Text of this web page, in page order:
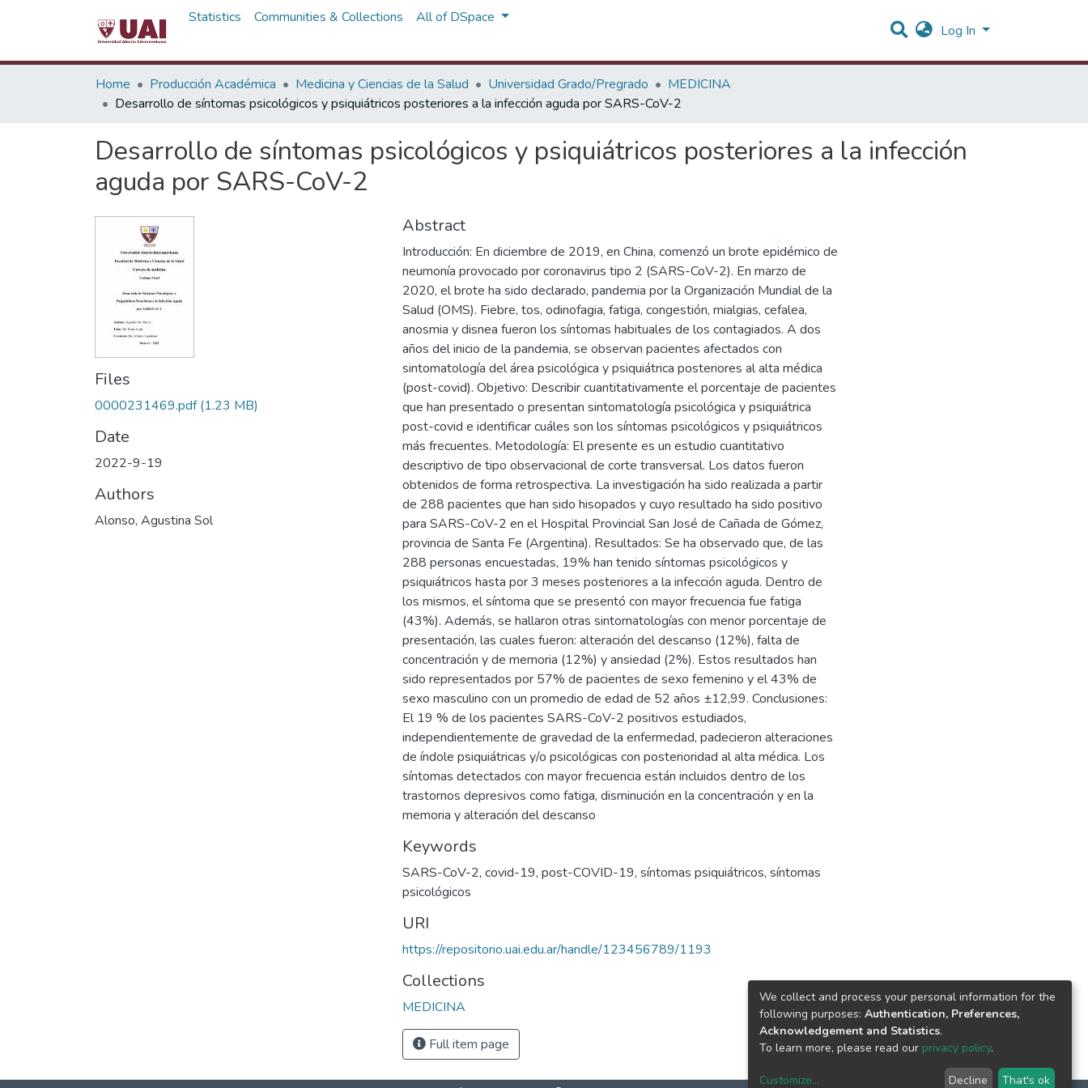
Statistics Communities & Collections All of DSpace
Log In
Home Producción Académica Medicina y Ciencias de la Salud Universidad Grado/Pregrado
MEDICINA
Desarrollo de síntomas psicológicos y psiquiátricos posteriores a la infección aguda por SARS-CoV-2
Desarrollo de síntomas psicológicos y psiquiátricos posteriores a la infección
aguda por SARS-CoV-2
Files
0000231469.pdf (1.23 MB)
Date
2022-9-19
Authors
Alonso, Agustina Sol
Abstract
Introducción: En diciembre de 2019, en China, comenzó un brote epidémico de
neumonía provocado por coronavirus tipo 2 (SARS-CoV-2). En marzo de
2020, el brote ha sido declarado, pandemia por la Organización Mundial de la
Salud (OMS). Fiebre, tos, odinofagia, fatiga, congestión, mialgias, cefalea,
anosmia y disnea fueron los síntomas habituales de los contagiados. A dos
años del inicio de la pandemia, se observan pacientes afectados con
sintomatología del área psicológica y psiquiátrica posteriores al alta médica
(post-covid). Objetivo: Describir cuantitativamente el porcentaje de pacientes
que han presentado o presentan sintomatología psicológica y psiquiátrica
post-covid e identificar cuáles son los síntomas psicológicos y psiquiátricos
más frecuentes. Metodología: El presente es un estudio cuantitativo
descriptivo de tipo observacional de corte transversal. Los datos fueron
obtenidos de forma retrospectiva. La investigación ha sido realizada a partir
de 288 pacientes que han sido hisopados y cuyo resultado ha sido positivo
para SARS-CoV-2 en el Hospital Provincial San José de Cañada de Gómez,
provincia de Santa Fe (Argentina). Resultados: Se ha observado que, de las
288 personas encuestadas, 19% han tenido síntomas psicológicos y
psiquiátricos hasta por 3 meses posteriores a la infección aguda. Dentro de
los mismos, el síntoma que se presentó con mayor frecuencia fue fatiga
(43%). Además, se hallaron otras sintomatologías con menor porcentaje de
presentación, las cuales fueron: alteración del descanso (12%), falta de
concentración y de memoria (12%) y ansiedad (2%). Estos resultados han
sido representados por 57% de pacientes de sexo femenino y el 43% de
sexo masculino con un promedio de edad de 52 años ±12,99. Conclusiones:
El 19 % de los pacientes SARS-CoV-2 positivos estudiados,
independientemente de gravedad de la enfermedad, padecieron alteraciones
de índole psiquiátricas y/o psicológicas con posterioridad al alta médica. Los
síntomas detectados con mayor frecuencia están incluidos dentro de los
trastornos depresivos como fatiga, disminución en la concentración y en la
memoria y alteración del descanso
Keywords
SARS-CoV-2, covid-19, post-COVID-19, síntomas psiquiátricos, síntomas
psicológicos
URI
https://repositorio.uai.edu.ar/handle/123456789/1193
Collections
MEDICINA
Full item page
We collect and process your personal information for the
following purposes: Authentication, Preferences,
Acknowledgement and Statistics.
To learn more, please read our privacy policy.
Customize... Decline That's ok